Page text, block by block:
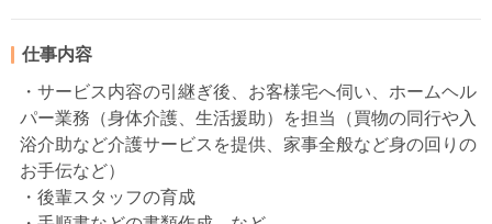
仕事内容
・サービス内容の引継ぎ後、お客様宅へ伺い、ホームヘル
パー業務（身体介護、生活援助）を担当（買物の同行や入
浴介助など介護サービスを提供、家事全般など身の回りの
お手伝など）
・後輩スタッフの育成